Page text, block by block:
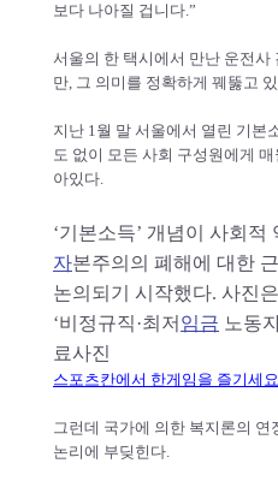
보다 나아질 겁니다.”
서울의 한 택시에서 만난 운전사
만, 그 의미를 정확하게 꿰뚫고
지난 1월 말 서울에서 열린 기본
도 없이 모든 사회 구성원에게
아있다.
‘기본소득’ 개념이 사회
자본주의의 폐해에 대한
논의되기 시작했다. 사진
‘비정규직·최저 임금 노동
료사진
스포츠칸에서 한게임을 즐기세
그런데 국가에 의한 복지론의
논리에 부딪힌다.